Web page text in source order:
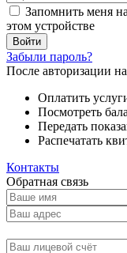
Запомнить меня
этом устройстве
Забыли пароль?
После авторизации
Оплатить
Посмотреть
Передать
Распечатать
Контакты
Обратная связь